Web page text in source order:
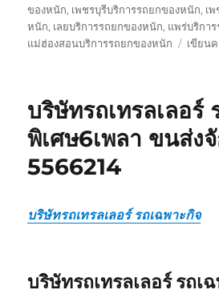
ของหนัก, เพชรบุรีบริการรถยกของหนัก, เ
หนัก, เลยบริการรถยกของหนัก, แพร่บริกา
แม่ฮ่องสอนบริการรถยกของหนัก
เขียน
บริษัทรถเทรลเลอร์
พิเศษ6เพลา ขนส่ง
5566214
บริษัทรถเทรลเลอร์ รถเฉพาะกิจ
บริษัทรถเทรลเลอร์ รถเ